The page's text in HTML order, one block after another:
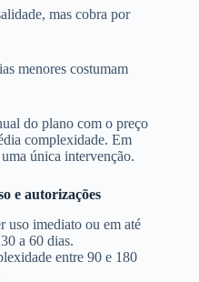
mas cobra por
menores costumam
do plano com o preço
complexidade. Em
única intervenção.
e autorizações
uso imediato ou em até
a 60 dias.
entre 90 e 180